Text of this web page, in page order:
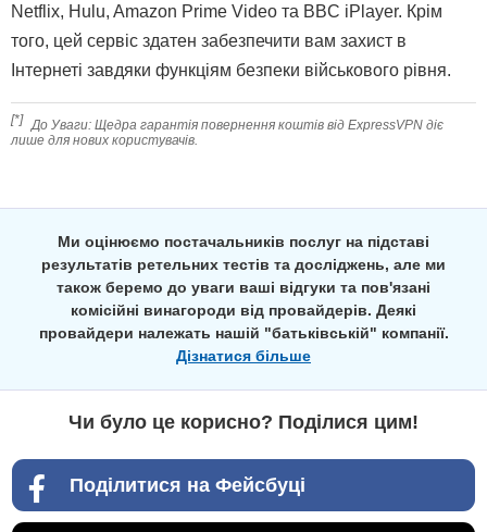
Netflix, Hulu, Amazon Prime Video та BBC iPlayer. Крім
того, цей сервіс здатен забезпечити вам захист в
Інтернеті завдяки функціям безпеки військового рівня.
[*] До Уваги: Щедра гарантія повернення коштів від ExpressVPN діє
лише для нових користувачів.
Ми оцінюємо постачальників послуг на підставі
результатів ретельних тестів та досліджень, але ми
також беремо до уваги ваші відгуки та пов'язані
комісійні винагороди від провайдерів. Деякі
провайдери належать нашій "батьківській" компанії.
Дізнатися більше
Чи було це корисно? Поділися цим!
Поділитися на Фейсбуці